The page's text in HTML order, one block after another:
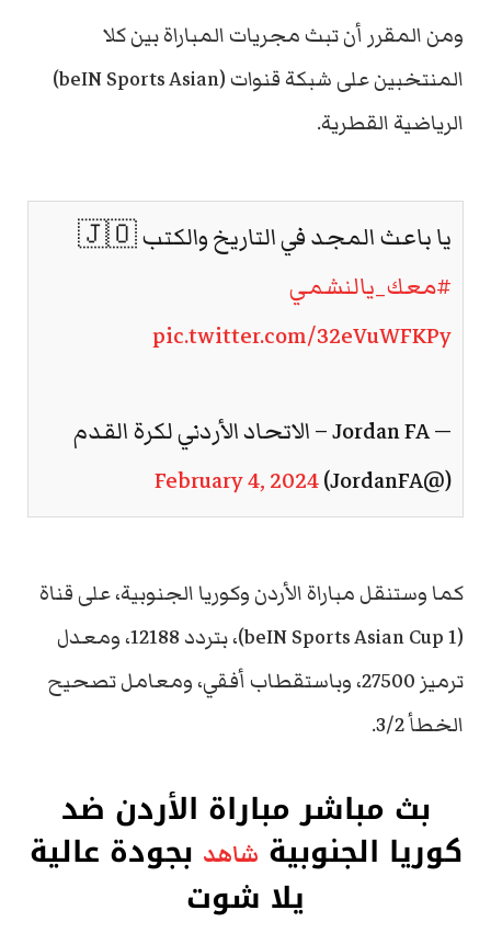
ومن المقرر أن تبث مجريات المباراة بين كلا
المنتخبين على شبكة قنوات (beIN Sports Asian)
الرياضية القطرية.
يا باعث المجد في التاريخ والكتب 🇯🇴
#معك_يالنشمي
pic.twitter.com/32eVuWFKPy
— Jordan FA – الاتحاد الأردني لكرة القدم
(@JordanFA)
February 4, 2024
كما وستنقل مباراة الأردن وكوريا الجنوبية، على قناة
(beIN Sports Asian Cup 1)، بتردد 12188، ومعدل
ترميز 27500، وباستقطاب أفقي، ومعامل تصحيح
الخطأ 3/2.
بث مباشر مباراة الأردن ضد
كوريا الجنوبية شاهد بجودة عالية
يلا شوت